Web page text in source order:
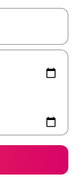
vers le